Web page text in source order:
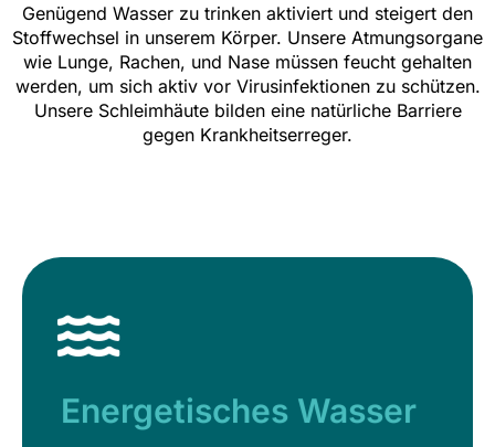
Genügend Wasser zu trinken aktiviert und steigert den
Stoffwechsel in unserem Körper. Unsere Atmungsorgane
wie Lunge, Rachen, und Nase müssen feucht gehalten
werden, um sich aktiv vor Virusinfektionen zu schützen.
Unsere Schleimhäute bilden eine natürliche Barriere
gegen Krankheitserreger.
Energetisches Wasser
Energetisches Wasser
Wasser ist die Grundlage unserer
Gesundheit.